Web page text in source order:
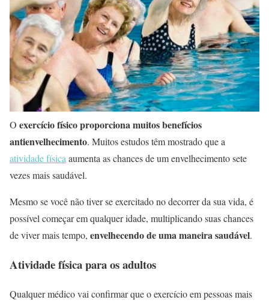
O exercício físico proporciona muitos benefícios
antienvelhecimento. Muitos estudos têm mostrado que a
atividade física aumenta as chances de um envelhecimento sete
vezes mais saudável.
Mesmo se você não tiver se exercitado no decorrer da sua vida, é
possível começar em qualquer idade, multiplicando suas chances
de viver mais tempo, envelhecendo de uma maneira saudável.
Atividade física para os adultos
Qualquer médico vai confirmar que o exercício em pessoas mais